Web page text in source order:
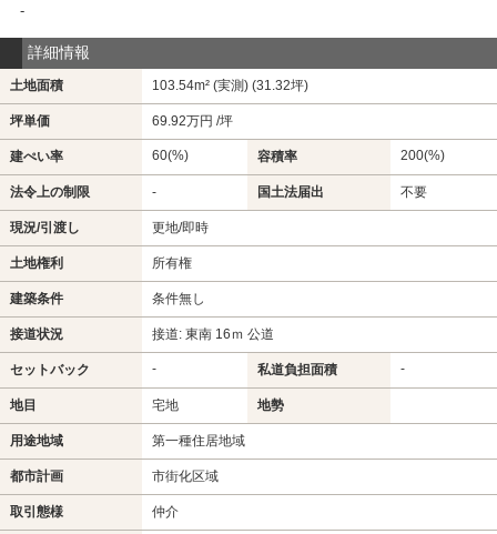
-
詳細情報
土地面積 103.54m² (実測) (31.32坪)
坪単価 69.92万円 /坪
建ぺい率 60(%) 容積率 200(%)
法令上の制限 - 国土法届出 不要
現況/引渡し 更地/即時
土地権利 所有権
建築条件 条件無し
接道状況 接道: 東南 16ｍ 公道
セットバック - 私道負担面積 -
地目 宅地 地勢
用途地域 第一種住居地域
都市計画 市街化区域
取引態様 仲介